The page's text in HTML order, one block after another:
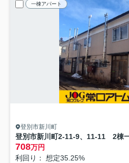
一棟アパート
登別市新川町
登別市新川町2-11-9、11-11 2棟
708万円
利回り： 想定35.25%